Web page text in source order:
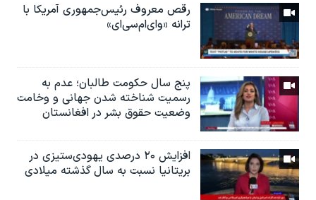
رقص معروف رئیس‌جمهوری آمریکا با
ترانه «وای‌ام‌سی‌ای»
پنج سال حکومت طالبان؛ عدم به
رسمیت شناخته شدن جهانی و وخامت
وضعیت حقوق بشر در افغانستان
افزایش ۲۰ درصدی یهودی‌ستیزی در
بریتانیا نسبت به سال گذشته میلادی